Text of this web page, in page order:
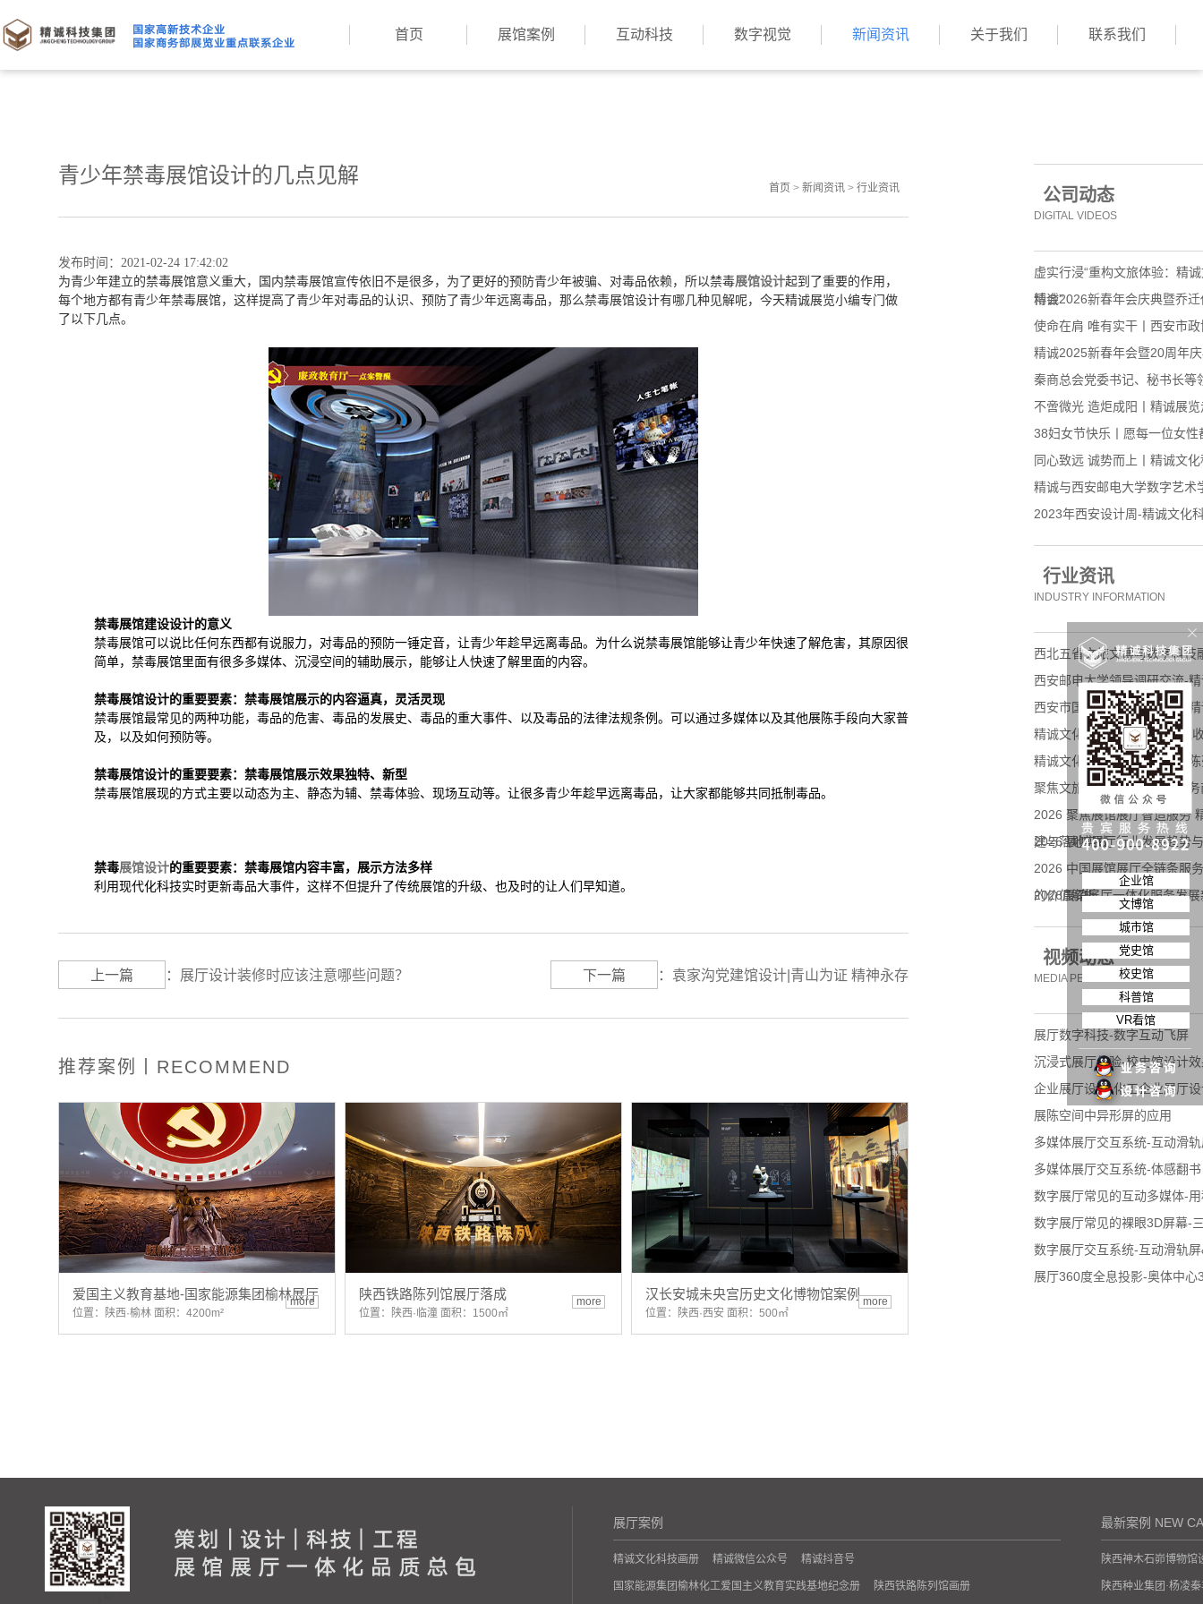
首页 展馆案例 互动科技 数字视觉 新闻资讯 关于我们 联系我们
青少年禁毒展馆设计的几点见解
首页 > 新闻资讯 > 行业资讯
发布时间：2021-02-24 17:42:02
为青少年建立的禁毒展馆意义重大，国内禁毒展馆宣传依旧不是很多，为了更好的预防青少年被骗、对毒品依赖，所以禁毒展馆设计起到了重要的作用，
每个地方都有青少年禁毒展馆，这样提高了青少年对毒品的认识、预防了青少年远离毒品，那么禁毒展馆设计有哪几种见解呢，今天精诚展览小编专门做
了以下几点。
禁毒展馆建设设计的意义
禁毒展馆可以说比任何东西都有说服力，对毒品的预防一锤定音，让青少年趁早远离毒品。为什么说禁毒展馆能够让青少年快速了解危害，其原因很
简单，禁毒展馆里面有很多多媒体、沉浸空间的辅助展示，能够让人快速了解里面的内容。
禁毒展馆设计的重要要素： 禁毒展馆展示的内容逼真，灵活灵现
禁毒展馆最常见的两种功能，毒品的危害、毒品的发展史、毒品的重大事件、以及毒品的法律法规条例。可以通过多媒体以及其他展陈手段向大家普
及，以及如何预防等。
禁毒展馆设计的重要要素： 禁毒展馆展示效果独特、新型
禁毒展馆展现的方式主要以动态为主、静态为辅、禁毒体验、现场互动等。让很多青少年趁早远离毒品，让大家都能够共同抵制毒品。
禁毒展馆设计的重要要素： 禁毒展馆内容丰富，展示方法多样
利用现代化科技实时更新毒品大事件，这样不但提升了传统展馆的升级、也及时的让人们早知道。
上一篇 ： 展厅设计装修时应该注意哪些问题？ 下一篇 ： 袁家沟党建馆设计|青山为证 精神永存
推荐案例丨RECOMMEND
爱国主义教育基地-国家能源集团榆林展厅
位置：陕西·榆林 面积：4200m²
more 陕西铁路陈列馆展厅落成
位置：陕西·临潼 面积：1500㎡
more 汉长安城未央宫历史文化博物馆案例
位置：陕西·西安 面积：500㎡
more
公司动态
DIGITAL VIDEOS
虚实行浸“重构文旅体验：精
博会”
精诚2026新春年会庆典暨乔
使命在肩 唯有实干丨西安市
精诚2025新春年会暨20周年
秦商总会党委书记、秘书长等
不啻微光 造炬成阳丨精诚展
38妇女节快乐丨愿每一位女性
同心致远 诚势而上丨精诚文
精诚与西安邮电大学数字艺术
2023年西安设计周-精诚文化
行业资讯
INDUSTRY INFORMATION
西北五省文旅文博与数字科技
西安邮电大学领导调研交流-
西安市国资委领导走访调研-
精诚文化科技打造 “蒲城县税
精诚文化科技打造“陕西铁路
聚焦文旅融合新赛道 展馆服
2026 聚焦展馆展厅智造服务
建与落地实践
2026 展馆展厅行业发展趋势
2026 中国展馆展厅全链条服
的价值解析
2026展馆展厅一体化服务发
企业拓展标杆合作
视频动态
MEDIA PERSPECTIVE
展厅数字科技-数字互动飞屏
沉浸式展厅体验-校史馆设计
企业展厅设计-化工企业展厅
展陈空间中异形屏的应用
多媒体展厅交互系统-互动滑
多媒体展厅交互系统-体感翻书
数字展厅常见的互动多媒体-
数字展厅常见的裸眼3D屏幕-
数字展厅交互系统-互动滑轨
展厅360度全息投影-奥体中心
展厅案例
精诚文化科技画册 精诚微信公众号 精诚抖音号
国家能源集团榆林化工爱国主义教育实践基地纪念册 陕西铁路陈列馆画册
最新案例 NEW
陕西神木石峁博物馆
陕西种业集团·杨凌
企业馆
文博馆
城市馆
党史馆
校史馆
科普馆
VR看馆